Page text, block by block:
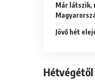
Már látszik,
Jövő hét